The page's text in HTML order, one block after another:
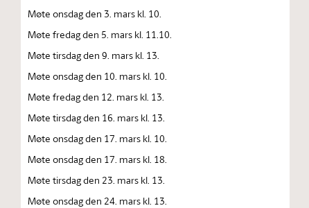
Møte onsdag den 3. mars kl. 10.
Møte fredag den 5. mars kl. 11.10.
Møte tirsdag den 9. mars kl. 13.
Møte onsdag den 10. mars kl. 10.
Møte fredag den 12. mars kl. 13.
Møte tirsdag den 16. mars kl. 13.
Møte onsdag den 17. mars kl. 10.
Møte onsdag den 17. mars kl. 18.
Møte tirsdag den 23. mars kl. 13.
Møte onsdag den 24. mars kl. 13.